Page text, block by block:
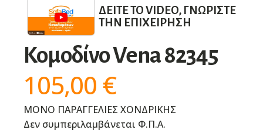
ΔΕΊΤΕ ΤΟ VIDEO, ΓΝΩΡΊΣΤΕ
ΤΗΝ ΕΠΙΧΕΊΡΗΣΗ
Κομοδίνο Vena 82345
105,00 €
ΜΟΝΟ ΠΑΡΑΓΓΕΛΙΕΣ ΧΟΝΔΡΙΚΗΣ
Δεν συμπεριλαμβάνεται Φ.Π.Α.